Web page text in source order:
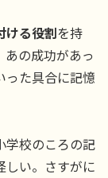
ける役割を持
の成功があっ
った具合に記憶
学校のころの記
しい。さすがに